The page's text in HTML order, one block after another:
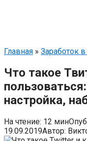
Главная » Заработок
Что такое
настройка,
На чтение: 12 мин
19.09.2019Автор: